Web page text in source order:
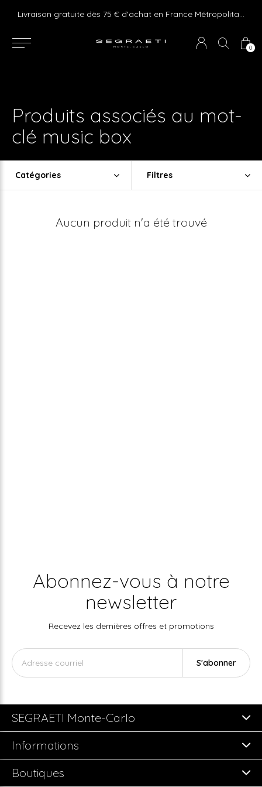
0
Livraison gratuite dès 75 € d'achat en France Métropolitaine et Monaco (hors mobilier)
Produits associés au mot-
clé music box
Catégories Filtres
Aucun produit n'a été trouvé
Abonnez-vous à notre
newsletter
Recevez les dernières offres et promotions
S'abonner
SEGRAETI Monte-Carlo
Informations
Boutiques